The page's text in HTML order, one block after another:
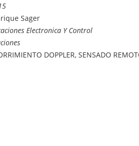
Sager
Electronica Y Control
DOPPLER, SENSADO